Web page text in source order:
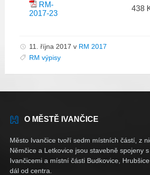
RM-
2017-23
438
11. října 2017 v RM 2017
RM výpisy
O MĚSTĚ IVANČICE
Město Ivančice tvoří sedm místních částí, z
Němčice a Letkovice jsou stavebně spojeny
Ivančicemi a místní části Budkovice,
dál od centra.